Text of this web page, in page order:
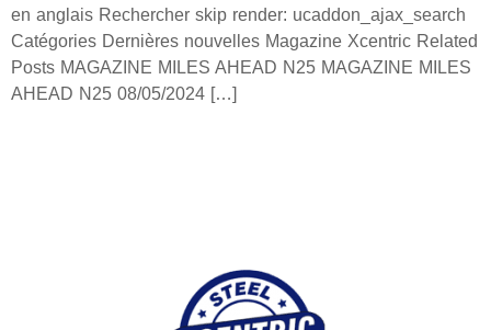
en anglais Rechercher skip render: ucaddon_ajax_search
Catégories Dernières nouvelles Magazine Xcentric Related
Posts MAGAZINE MILES AHEAD N25 MAGAZINE MILES
AHEAD N25 08/05/2024 […]